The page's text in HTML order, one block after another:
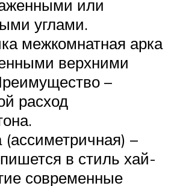
или
углами.
межкомнатная арка
верхними
–
расход
(ассиметричная) –
в стиль хай-
современные